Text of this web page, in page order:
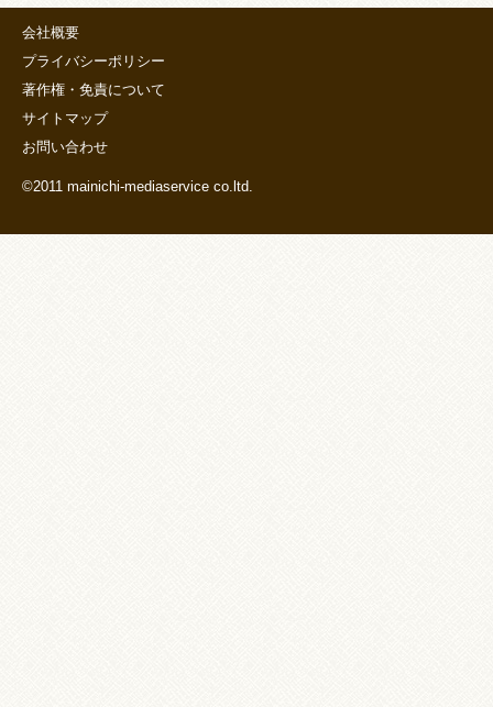
会社概要
プライバシーポリシー
著作権・免責について
サイトマップ
お問い合わせ
©2011 mainichi-mediaservice co.ltd.